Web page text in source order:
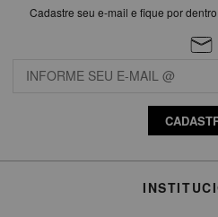
Cadastre seu e-mail e fique por